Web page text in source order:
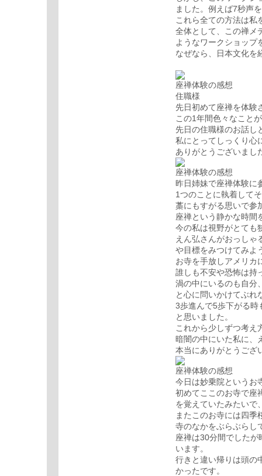
ました。例えば7秒声
これら全ての方法は私
全体として、この禅メ
ようなワークショップ
なぜなら、日本文化を
座禅体験の感想
住職様
先日初めて座禅を体験
この1年間色々なこと
先日の住職様のお話し
私にとってしっくり心
ありがとうございまし
座禅体験の感想
昨日姉妹で座禅体験に
1つのことに執着して
藁にもすがる思いで参
座禅という静かな時間
今の私は視野がとても
えん弘さんがおっしゃ
や目標をみつけてみよ
お寺を手放しアメリカ
誰しも不安や恐怖は持
渦の中にいるのも自分
と心に問いかけてぶれ
3歩進んで5歩下がる時
と思いました。
これから少しずつ考え
暗闇の中にいた私に、
本当にありがとうござ
座禅体験の感想
今日は妙乗院というお
初めてここのお寺で座
を覚えていたみたいで
またこのお寺には四季
寺のなかをぶらぶらし
座禅は30分間でした
います。
行きと違い帰りは頭の
かったです。